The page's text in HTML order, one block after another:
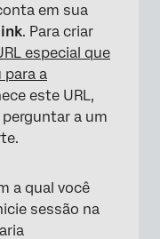
em sua
. Para criar
especial que
para a
este URL,
a um
a qual você
sessão na